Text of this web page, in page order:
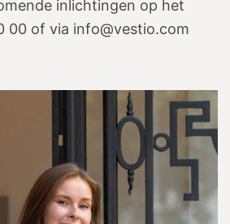
inlichtingen op het
00 of via info@vestio.com